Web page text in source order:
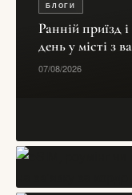
БЛОГИ
Ранній приїзд
день у місті з
07/08/2026